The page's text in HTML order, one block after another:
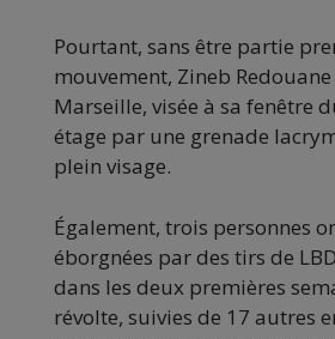
Pourtant, sans être partie
mouvement, Zineb Redouane
Marseille, visée à sa fenêtre
étage par une grenade
plein visage.
Également, trois personnes
éborgnées par des tirs de
dans les deux premières
révolte, suivies de 17 autres